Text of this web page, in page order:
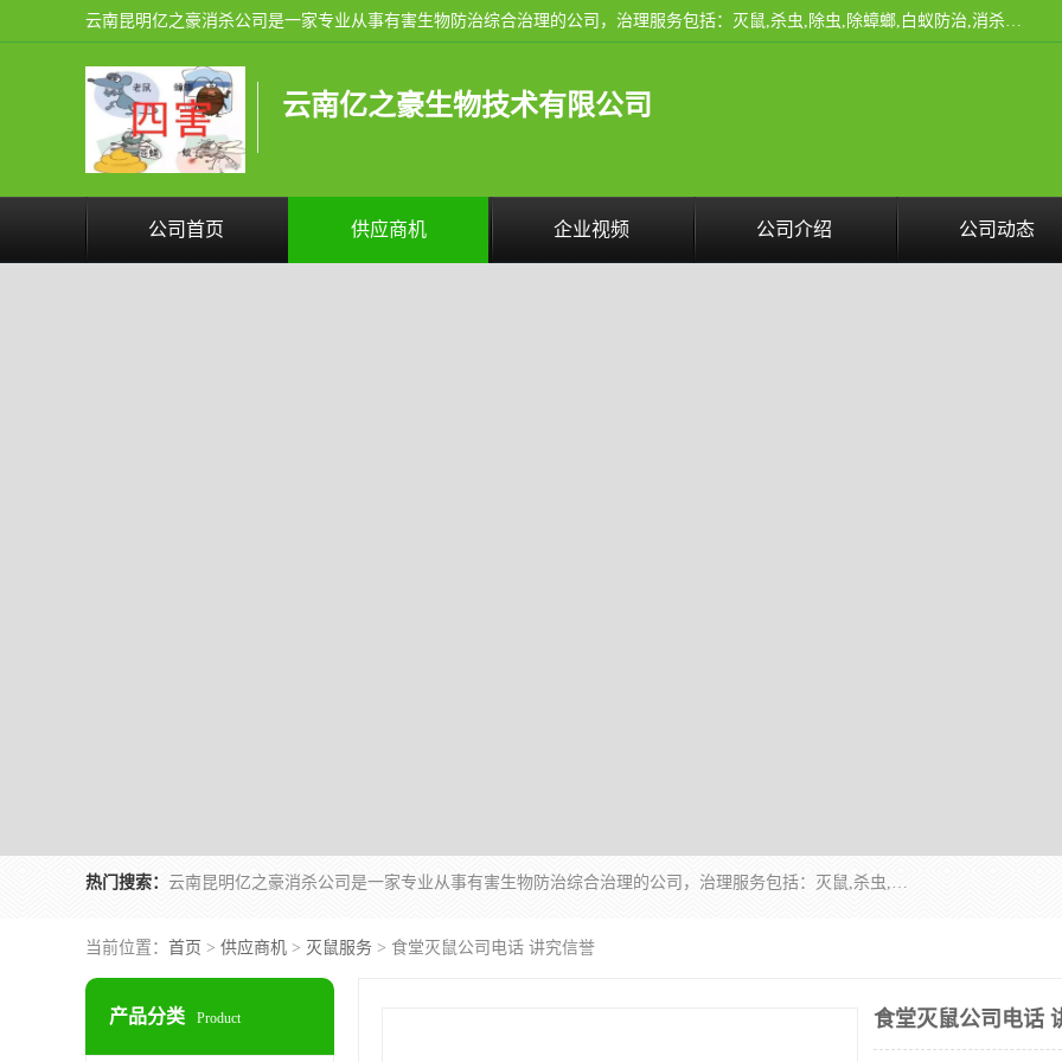
云南昆明亿之豪消杀公司是一家专业从事有害生物防治综合治理的公司，治理服务包括：灭鼠,杀虫,除虫,除蟑螂,白蚁防治,消杀等；安全环保,快速上门,价格透明,完善的售后服务,不影响您的生活工作。
云南亿之豪生物技术有限公司
公司首页 供应商机 企业视频 公司介绍 公司动态
热门搜索： 云南昆明亿之豪消杀公司是一家专业从事有害生物防治综合治理的公司，治理服务包括：灭鼠,杀虫,除虫,除蟑螂,白蚁防治,消杀等；安全环保,快速上门,价格透明,完善的售后服务,不影响您的生活工作。
当前位置： 首页 > 供应商机 > 灭鼠服务 > 食堂灭鼠公司电话 讲究信誉
产品分类 Product 食堂灭鼠公司电话